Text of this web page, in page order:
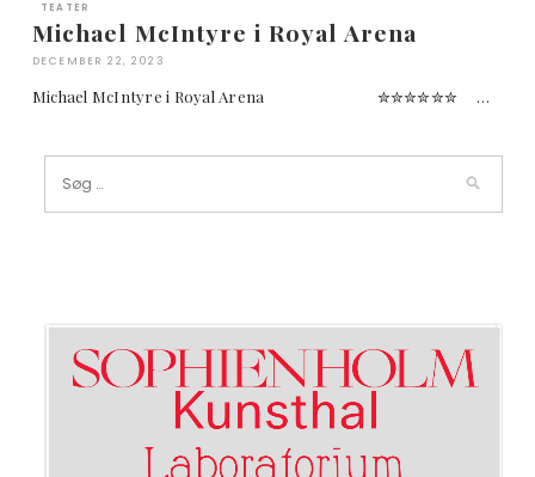
TEATER
Michael McIntyre i Royal Arena
DECEMBER 22, 2023
Michael McIntyre i Royal Arena ✮✮✮✮✮✮ …